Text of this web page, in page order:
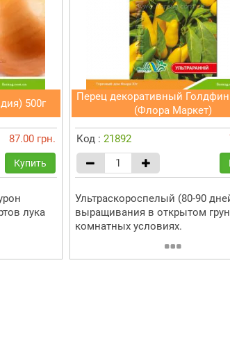
500г
87.00 грн.
Купить
лука
Перец декоративный
(Флора Маркет)
Код : 21892
Ультраскороспелый (80-90
выращивания в открытом
комнатных условиях.